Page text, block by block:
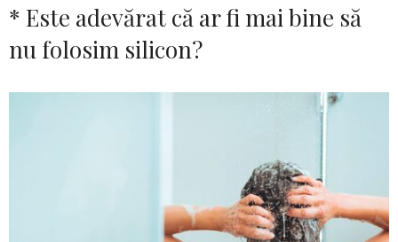
* Este adevărat că ar fi mai bine să
nu folosim silicon?